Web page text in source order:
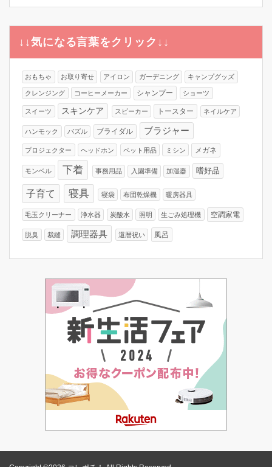
↓↓気になる言葉をクリック↓↓
おもちゃ お取り寄せ アイロン ガーデニング キャンプグッズ
クレンジング コーヒーメーカー シャンプー ショーツ
スイーツ スキンケア スピーカー トースター ネイルケア
ハンモック パズル ブライダル ブラジャー
プロジェクター ヘッドホン ペット用品 ミシン メガネ
モンベル 下着 事務用品 入園準備 加湿器 嗜好品
子育て 寝具 寝袋 布団乾燥機 暖房器具
毛玉クリーナー 浄水器 炭酸水 照明 生ごみ処理機 空調家電
脱臭 裁縫 調理器具 還暦祝い 風呂